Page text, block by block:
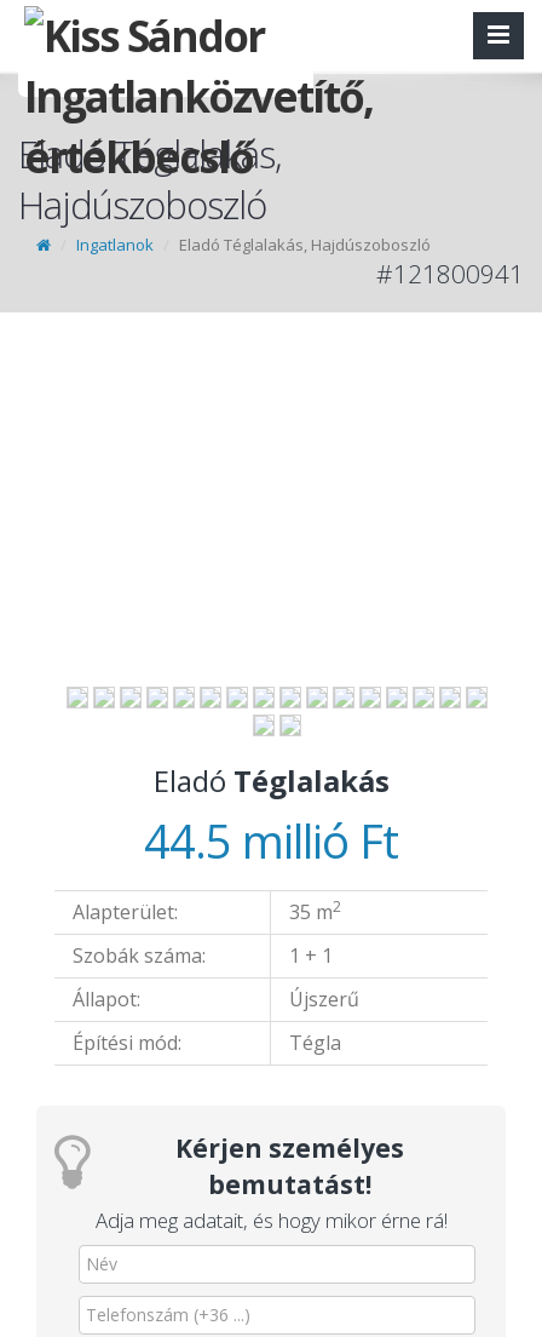
Eladó Téglalakás,
Hajdúszoboszló
Ingatlanok Eladó Téglalakás, Hajdúszoboszló
#121800941
Eladó Téglalakás
44.5 millió Ft
Alapterület: 35 m2
Szobák száma:
1 + 1
Állapot:
Újszerű
Építési mód:
Tégla
Kérjen személyes
bemutatást!
Adja meg adatait, és hogy mikor érne rá!